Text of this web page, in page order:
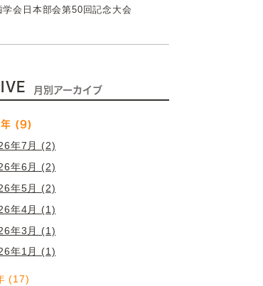
学会日本部会第50回記念大会
月別アーカイブ
(9)
年7月 (2)
年6月 (2)
年5月 (2)
年4月 (1)
年3月 (1)
年1月 (1)
(17)